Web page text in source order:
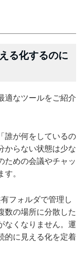
る化するのに
適なツールをご紹介
誰が何をしているの
からない状態は少な
ための会議やチャッ
。
フォルダで管理し
数の場所に分散した
なくなりません。運
的に見える化を定着